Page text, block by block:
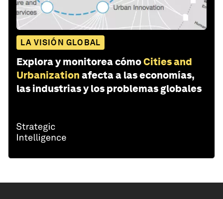
LA VISIÓN GLOBAL
Explora y monitorea cómoCities and
Urbanization afecta a las economías,
las industrias y los problemas globales